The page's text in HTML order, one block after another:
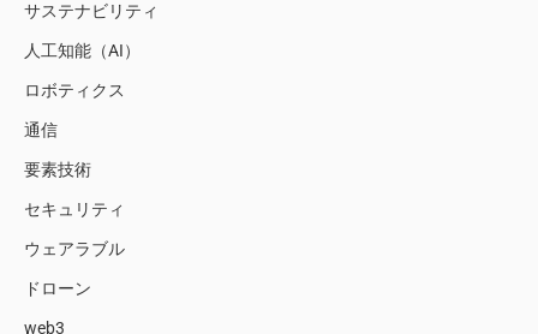
サステナビリティ
人工知能（AI）
ロボティクス
通信
要素技術
セキュリティ
ウェアラブル
ドローン
web3